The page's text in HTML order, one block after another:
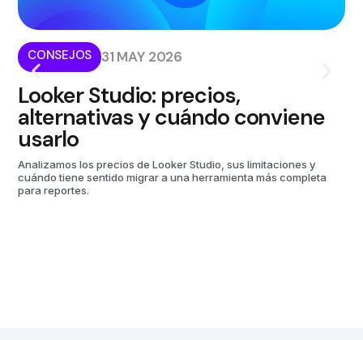
CONSEJOS 31 MAY 2026
Looker Studio: precios,
alternativas y cuándo conviene
usarlo
Analizamos los precios de Looker Studio, sus limitaciones y
cuándo tiene sentido migrar a una herramienta más completa
para reportes.